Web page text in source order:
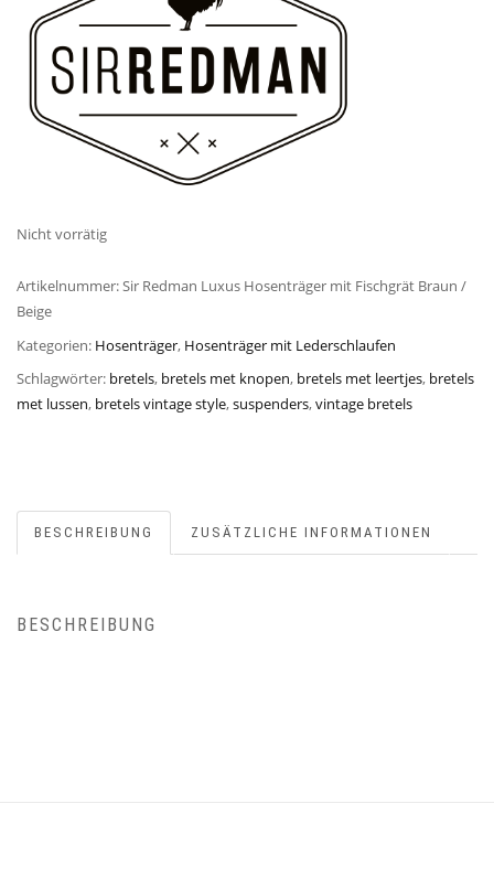
Nicht vorrätig
Artikelnummer:Sir Redman Luxus Hosenträger mit Fischgrät Braun /
Beige
Kategorien: Hosenträger, Hosenträger mit Lederschlaufen
Schlagwörter: bretels, bretels met knopen, bretels met leertjes, bretels
met lussen, bretels vintage style,suspenders,vintage bretels
BESCHREIBUNG ZUSÄTZLICHE INFORMATIONEN
BESCHREIBUNG